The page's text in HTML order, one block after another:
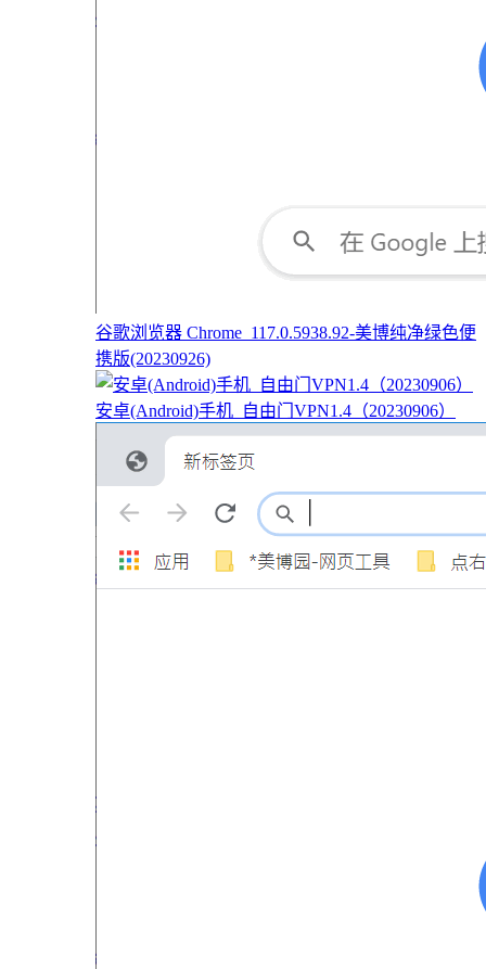
谷歌浏览器 Chrome_117.0.5938.92-美博纯净绿色便
携版(20230926)
安卓(Android)手机_自由门VPN1.4（20230906）